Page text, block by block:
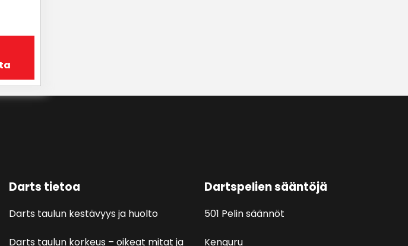
Darts tietoa
Darts taulun kestävyys ja huolto
Darts taulun korkeus – oikeat mitat ja
Dartspelien sääntöjä
501 Pelin säännöt
Kenguru